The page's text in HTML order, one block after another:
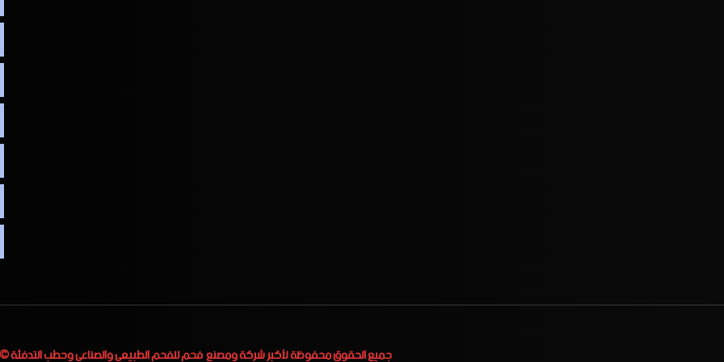
جميع الحقوق محفوظة لأكبرشركة ومصنع فحم للفحم الطبيعي والصناعي وحطب التدفئة© 2023